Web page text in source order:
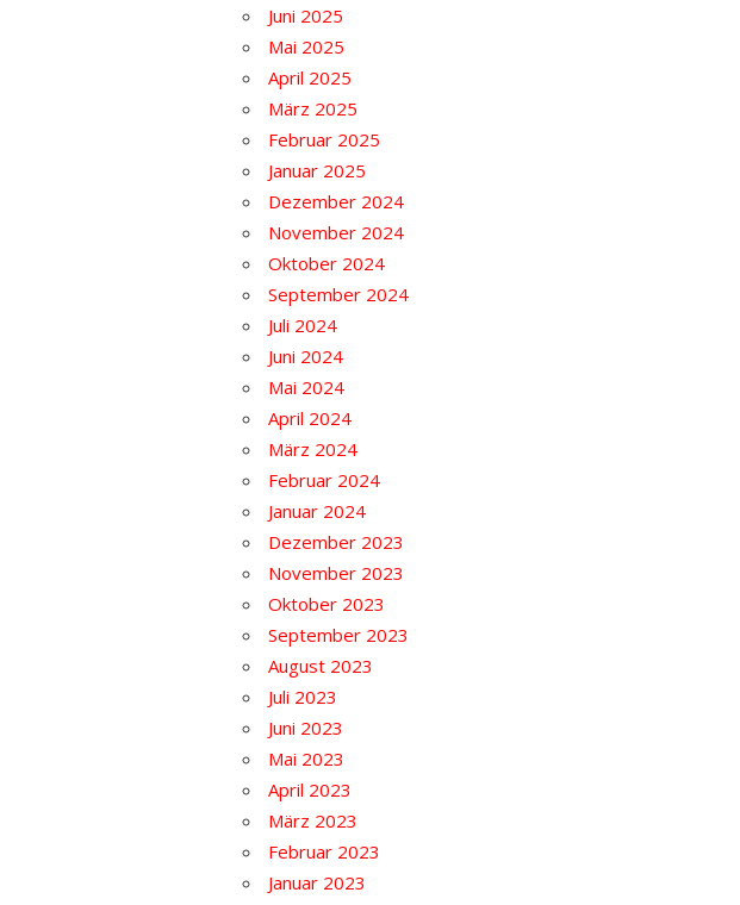
Juni 2025
Mai 2025
April 2025
März 2025
Februar 2025
Januar 2025
Dezember 2024
November 2024
Oktober 2024
September 2024
Juli 2024
Juni 2024
Mai 2024
April 2024
März 2024
Februar 2024
Januar 2024
Dezember 2023
November 2023
Oktober 2023
September 2023
August 2023
Juli 2023
Juni 2023
Mai 2023
April 2023
März 2023
Februar 2023
Januar 2023